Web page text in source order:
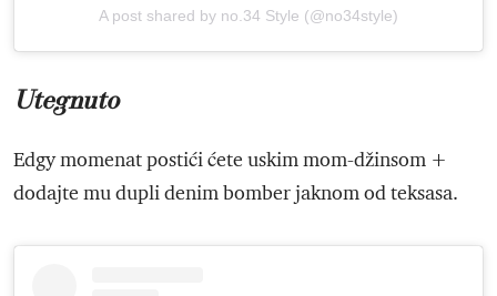
A post shared by no.34 Style (@no34style)
Utegnuto
Edgy momenat postići ćete uskim mom-džinsom +
dodajte mu dupli denim bomber jaknom od teksasa.